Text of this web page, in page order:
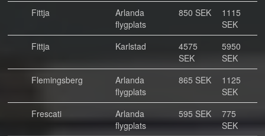
Fittja
Arlanda
flygplats
850 SEK
1115
SEK
Fittja
Karlstad
4575
SEK
5950
SEK
Flemingsberg
Arlanda
flygplats
865 SEK
1125
SEK
Frescati
Arlanda
flygplats
595 SEK
775
SEK